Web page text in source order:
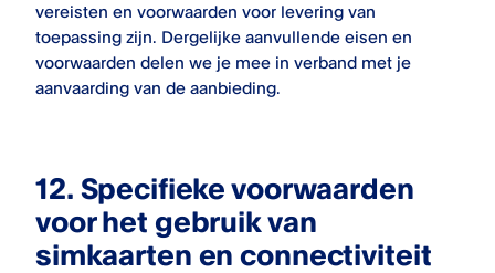
vereisten en voorwaarden voor levering van
toepassing zijn. Dergelijke aanvullende eisen en
voorwaarden delen we je mee in verband met je
aanvaarding van de aanbieding.
12. Specifieke voorwaarden
voor het gebruik van
simkaarten en connectiviteit